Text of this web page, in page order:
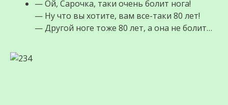
— Ой, Сарочка, таки очень болит нога!
— Ну что вы хотите, вам все-таки 80 лет!
— Другой ноге тоже 80 лет, а она не болит…